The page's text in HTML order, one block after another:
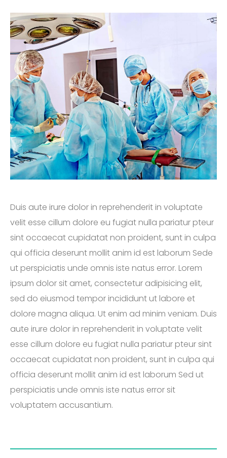
Duis aute irure dolor in reprehenderit in voluptate
velit esse cillum dolore eu fugiat nulla pariatur pteur
sint occaecat cupidatat non proident, sunt in culpa
qui officia deserunt mollit anim id est laborum Sede
ut perspiciatis unde omnis iste natus error. Lorem
ipsum dolor sit amet, consectetur adipisicing elit,
sed do eiusmod tempor incididunt ut labore et
dolore magna aliqua. Ut enim ad minim veniam. Duis
aute irure dolor in reprehenderit in voluptate velit
esse cillum dolore eu fugiat nulla pariatur pteur sint
occaecat cupidatat non proident, sunt in culpa qui
officia deserunt mollit anim id est laborum Sed ut
perspiciatis unde omnis iste natus error sit
voluptatem accusantium.